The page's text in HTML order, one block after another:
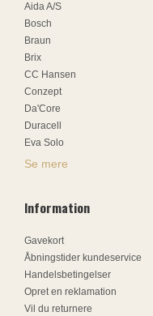
Aida A/S
Bosch
Braun
Brix
CC Hansen
Conzept
Da'Core
Duracell
Eva Solo
Se mere
Information
Gavekort
Åbningstider kundeservice
Handelsbetingelser
Opret en reklamation
Vil du returnere